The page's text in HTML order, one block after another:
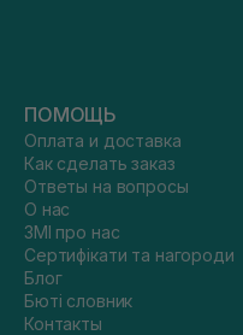
ПОМОЩЬ
Оплата и доставка
Как сделать заказ
Ответы на вопросы
О нас
ЗМІ про нас
Сертифікати та нагороди
Блог
Бюті словник
Контакты